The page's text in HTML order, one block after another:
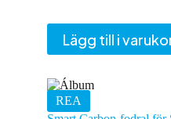
Lägg till i
REA